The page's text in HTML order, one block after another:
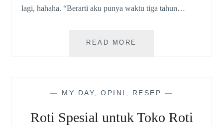
lagi, hahaha. “Berarti aku punya waktu tiga tahun…
READ MORE
— MY DAY, OPINI , RESEP —
Roti Spesial untuk Toko Roti